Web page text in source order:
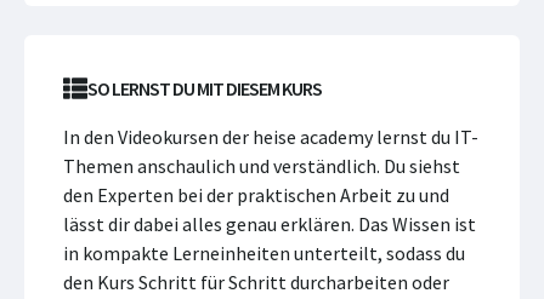
SO LERNST DU MIT DIESEM KURS
In den Videokursen der heise academy lernst du IT-
Themen anschaulich und verständlich. Du siehst
den Experten bei der praktischen Arbeit zu und
lässt dir dabei alles genau erklären. Das Wissen ist
in kompakte Lerneinheiten unterteilt, sodass du
den Kurs Schritt für Schritt durcharbeiten oder